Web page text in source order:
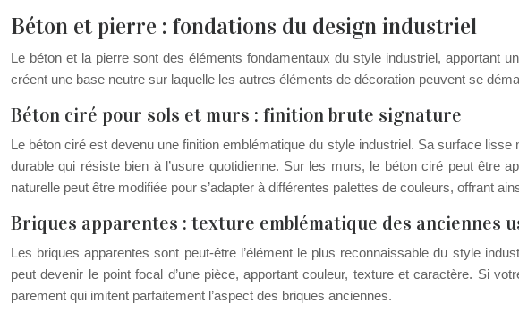
Béton et pierre : fondations du design industriel
Le béton et la pierre sont des éléments fondamentaux du style industriel, apportant
créent une base neutre sur laquelle les autres éléments de décoration peuvent se
Béton ciré pour sols et murs : finition brute signature
Le béton ciré est devenu une finition emblématique du style industriel. Sa surface
durable qui résiste bien à l’usure quotidienne. Sur les murs, le béton ciré peut être
naturelle peut être modifiée pour s’adapter à différentes palettes de couleurs, offrant
Briques apparentes : texture emblématique des anciennes
Les briques apparentes sont peut-être l’élément le plus reconnaissable du style
peut devenir le point focal d’une pièce, apportant couleur, texture et caractère. Si
parement qui imitent parfaitement l’aspect des briques anciennes.